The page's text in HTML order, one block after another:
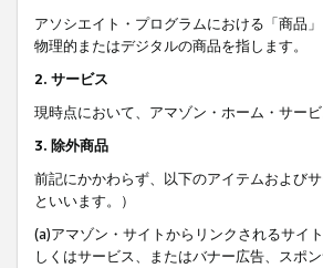
アソシエイト・プログラムにおける「商品
物理的またはデジタルの商品を指します。
2. サービス
現時点において、アマゾン・ホーム・サー
3. 除外商品
前記にかかわらず、以下のアイテムおよび
といいます。）
(a)アマゾン・サイトからリンクされるサイ
しくはサービス、またはバナー広告、スポ